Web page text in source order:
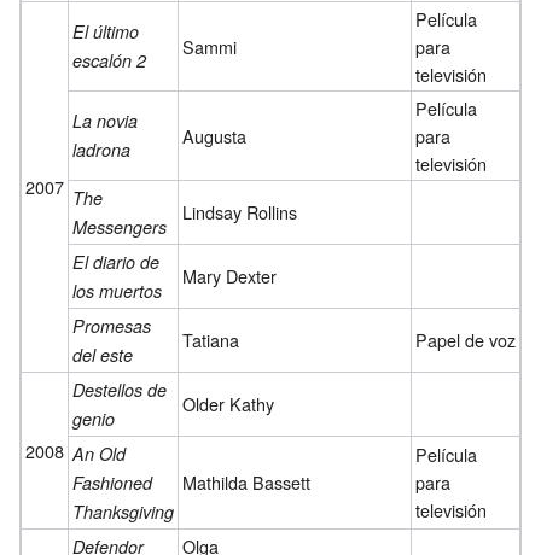
2007
El último
escalón 2
Sammi
Película
para
televisión
La novia
ladrona
Augusta
Película
para
televisión
The
Messengers
Lindsay Rollins
El diario de
los muertos
Mary Dexter
Promesas
del este
Tatiana Papel de voz
2008
Destellos de
genio
Older Kathy
An Old
Fashioned
Thanksgiving
Mathilda Bassett
Película
para
televisión
Defendor Olga